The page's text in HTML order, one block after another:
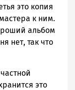
это копия
к ним.
альбом
нет, так что
это